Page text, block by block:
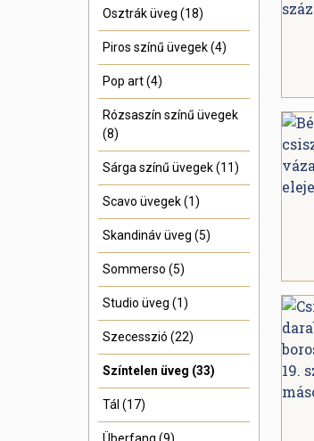
Osztrák üveg (18)
Piros színű üvegek (4)
Pop art (4)
Rózsaszín színű üvegek
(8)
Sárga színű üvegek (11)
Scavo üvegek (1)
Skandináv üveg (5)
Sommerso (5)
Studio üveg (1)
Szecesszió (22)
Színtelen üveg (33)
Tál (17)